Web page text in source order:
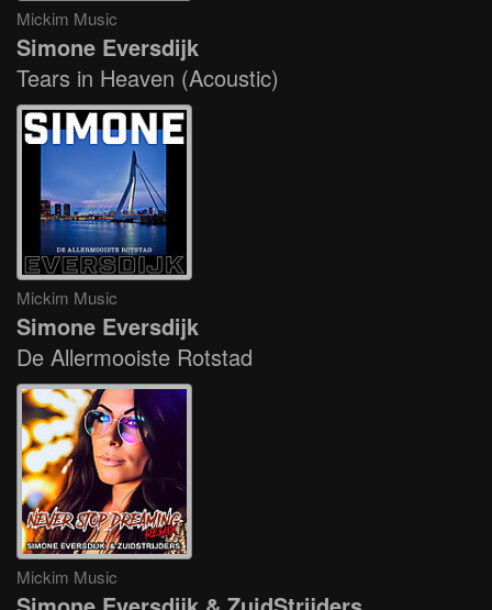
Mickim Music
Simone Eversdijk
Tears in Heaven (Acoustic)
Mickim Music
Simone Eversdijk
De Allermooiste Rotstad
Mickim Music